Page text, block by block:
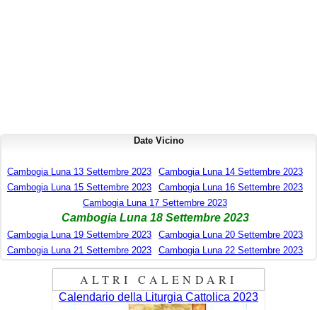
Date Vicino
Cambogia Luna 13 Settembre 2023
Cambogia Luna 14 Settembre 2023
Cambogia Luna 15 Settembre 2023
Cambogia Luna 16 Settembre 2023
Cambogia Luna 17 Settembre 2023
Cambogia Luna 18 Settembre 2023
Cambogia Luna 19 Settembre 2023
Cambogia Luna 20 Settembre 2023
Cambogia Luna 21 Settembre 2023
Cambogia Luna 22 Settembre 2023
ALTRI CALENDARI
Calendario della Liturgia Cattolica 2023